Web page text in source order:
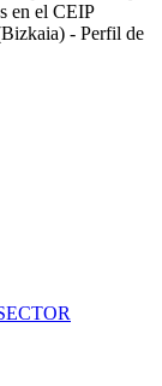
en el CEIP
- Perfil de